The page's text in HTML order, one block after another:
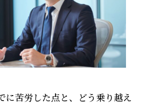
に苦労した点と、どう乗り越え